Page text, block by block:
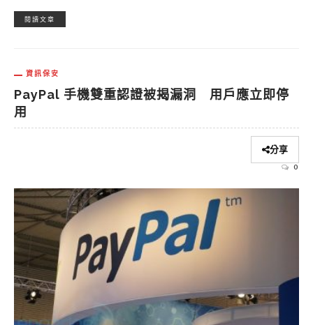
閱讀文章
資訊保安
PayPal 手機雙重認證被揭漏洞 用戶應立即停
用
分享
0